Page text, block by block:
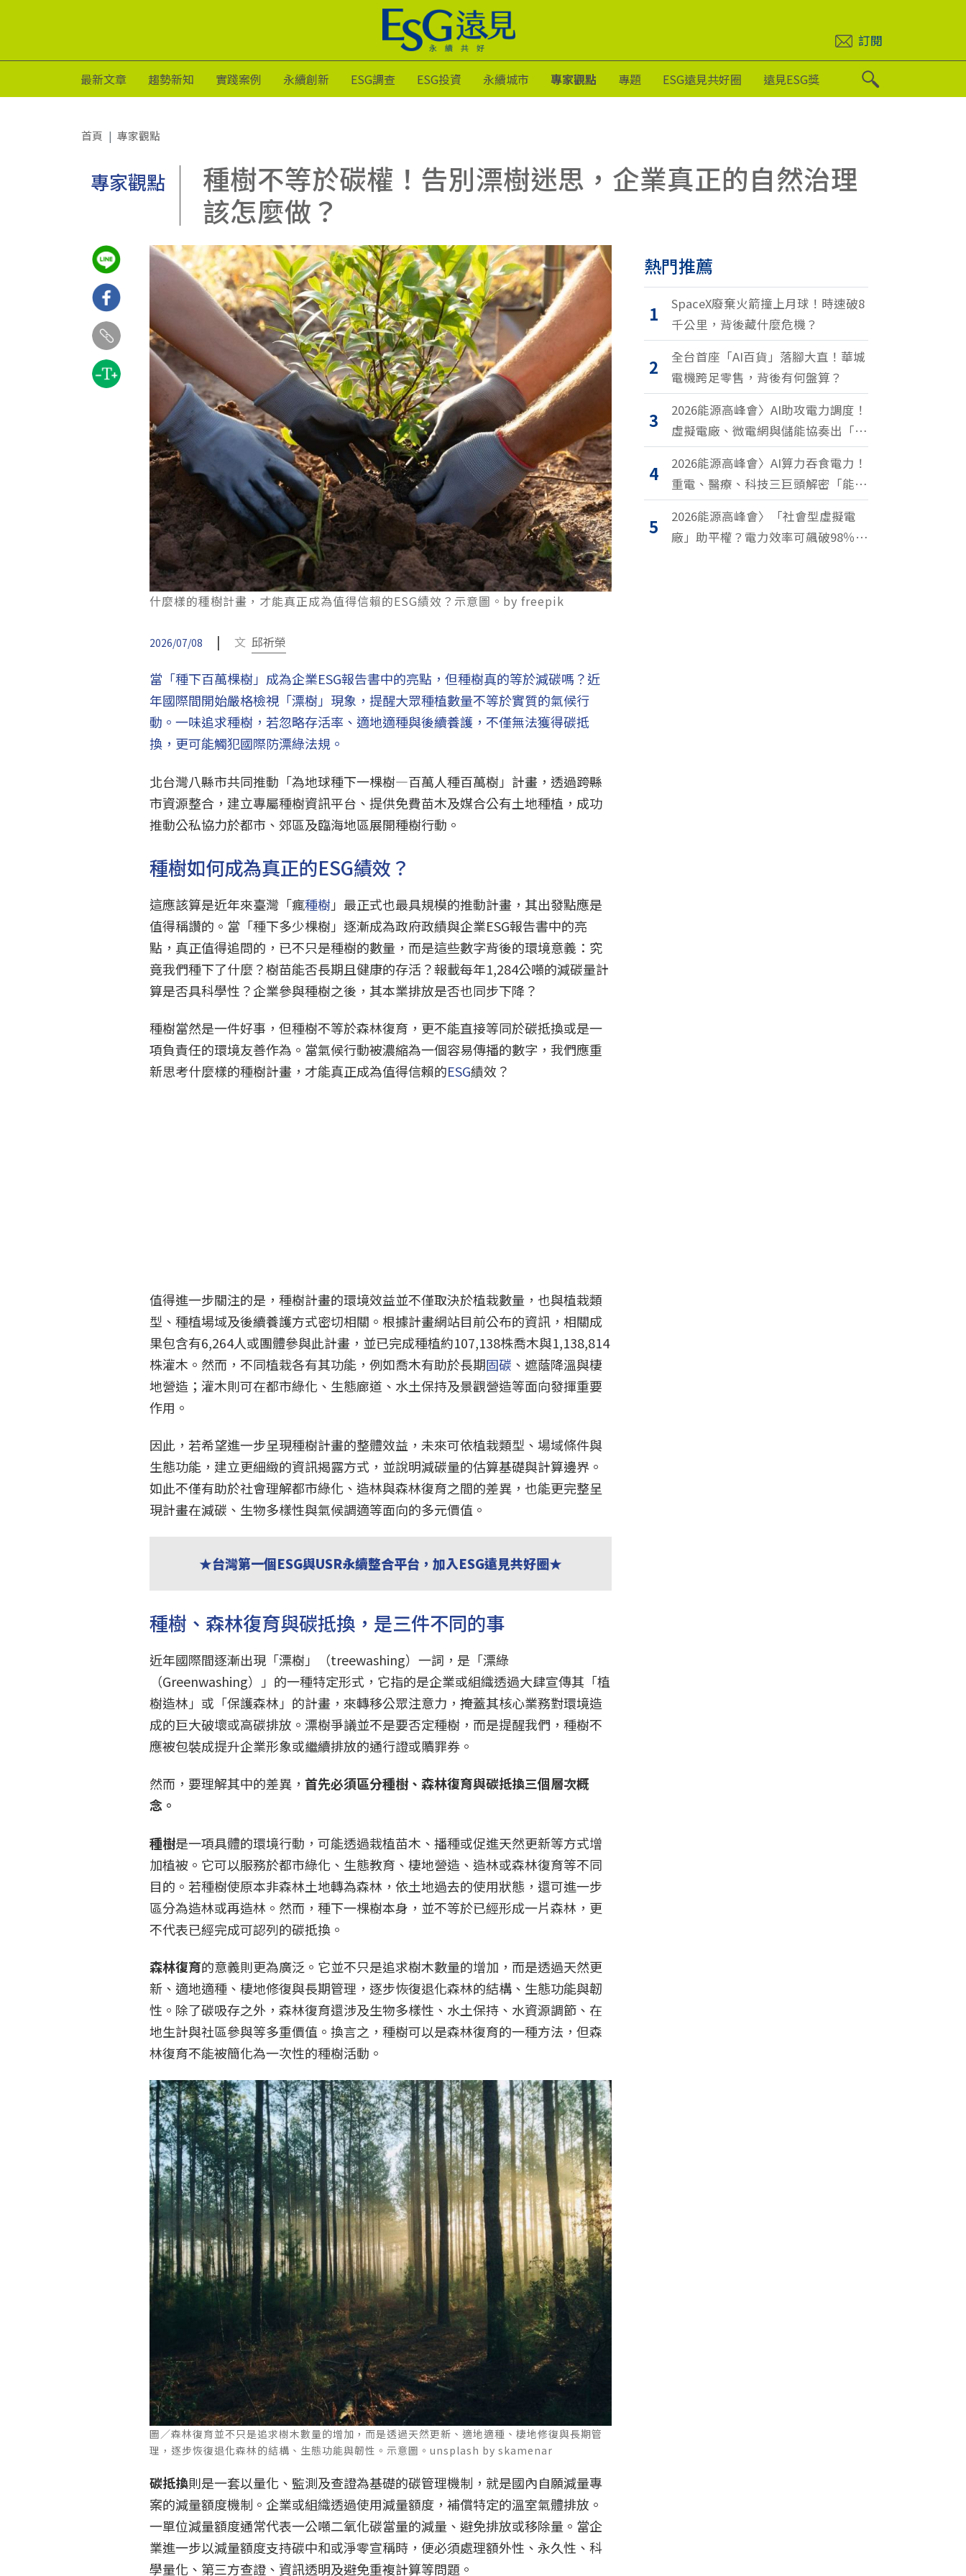
訂閱
最新文章 趨勢新知 實踐案例 永續創新 ESG調查 ESG投資 永續城市 專家觀點 專題 ESG遠見共好圈 遠見ESG獎
首頁 專家觀點
專家觀點
種樹不等於碳權！告別漂樹迷思，企業真正的自然治理
該怎麼做？
什麼樣的種樹計畫，才能真正成為值得信賴的ESG績效？示意圖。by freepik
2026/07/08 | 文 邱祈榮
當「種下百萬棵樹」成為企業ESG報告書中的亮點，但種樹真的等於減碳嗎？近
年國際間開始嚴格檢視「漂樹」現象，提醒大眾種植數量不等於實質的氣候行
動。一味追求種樹，若忽略存活率、適地適種與後續養護，不僅無法獲得碳抵
換，更可能觸犯國際防漂綠法規。
北台灣八縣市共同推動「為地球種下一棵樹—百萬人種百萬樹」計畫，透過跨縣
市資源整合，建立專屬種樹資訊平台、提供免費苗木及媒合公有土地種植，成功
推動公私協力於都市、郊區及臨海地區展開種樹行動。
種樹如何成為真正的ESG績效？
這應該算是近年來臺灣「瘋種樹」最正式也最具規模的推動計畫，其出發點應是
值得稱讚的。當「種下多少棵樹」逐漸成為政府政績與企業ESG報告書中的亮
點，真正值得追問的，已不只是種樹的數量，而是這些數字背後的環境意義：究
竟我們種下了什麼？樹苗能否長期且健康的存活？報載每年1,284公噸的減碳量計
算是否具科學性？企業參與種樹之後，其本業排放是否也同步下降？
種樹當然是一件好事，但種樹不等於森林復育，更不能直接等同於碳抵換或是一
項負責任的環境友善作為。當氣候行動被濃縮為一個容易傳播的數字，我們應重
新思考什麼樣的種樹計畫，才能真正成為值得信賴的ESG績效？
值得進一步關注的是，種樹計畫的環境效益並不僅取決於植栽數量，也與植栽類
型、種植場域及後續養護方式密切相關。根據計畫網站目前公布的資訊，相關成
果包含有6,264人或團體參與此計畫，並已完成種植約107,138株喬木與1,138,814
株灌木。然而，不同植栽各有其功能，例如喬木有助於長期固碳 、遮蔭降溫與棲
地營造；灌木則可在都市綠化、生態廊道、水土保持及景觀營造等面向發揮重要
作用。
因此，若希望進一步呈現種樹計畫的整體效益，未來可依植栽類型、場域條件與
生態功能，建立更細緻的資訊揭露方式，並說明減碳量的估算基礎與計算邊界。
如此不僅有助於社會理解都市綠化、造林與森林復育之間的差異，也能更完整呈
現計畫在減碳、生物多樣性與氣候調適等面向的多元價值。
★台灣第一個ESG與USR永續整合平台，加入ESG遠見共好圈★
種樹、森林復育與碳抵換，是三件不同的事
近年國際間逐漸出現「漂樹」（treewashing）一詞，是「漂綠
（Greenwashing）」的一種特定形式，它指的是企業或組織透過大肆宣傳其「植
樹造林」或「保護森林」的計畫，來轉移公眾注意力，掩蓋其核心業務對環境造
成的巨大破壞或高碳排放。漂樹爭議並不是要否定種樹，而是提醒我們，種樹不
應被包裝成提升企業形象或繼續排放的通行證或贖罪券。
然而，要理解其中的差異，首先必須區分種樹、森林復育與碳抵換三個層次概
念。
種樹是一項具體的環境行動，可能透過栽植苗木、播種或促進天然更新等方式增
加植被。它可以服務於都市綠化、生態教育、棲地營造、造林或森林復育等不同
目的。若種樹使原本非森林土地轉為森林，依土地過去的使用狀態，還可進一步
區分為造林或再造林。然而，種下一棵樹本身，並不等於已經形成一片森林，更
不代表已經完成可認列的碳抵換。
森林復育的意義則更為廣泛。它並不只是追求樹木數量的增加，而是透過天然更
新、適地適種、棲地修復與長期管理，逐步恢復退化森林的結構、生態功能與韌
性。除了碳吸存之外，森林復育還涉及生物多樣性、水土保持、水資源調節、在
地生計與社區參與等多重價值。換言之，種樹可以是森林復育的一種方法，但森
林復育不能被簡化為一次性的種樹活動。
圖／森林復育並不只是追求樹木數量的增加，而是透過天然更新、適地適種、棲地修復與長期管
理，逐步恢復退化森林的結構、生態功能與韌性。示意圖。unsplash by skamenar
碳抵換則是一套以量化、監測及查證為基礎的碳管理機制，就是國內自願減量專
案的減量額度機制。企業或組織透過使用減量額度，補償特定的溫室氣體排放。
一單位減量額度通常代表一公噸二氧化碳當量的減量、避免排放或移除量。當企
業進一步以減量額度支持碳中和或淨零宣稱時，便必須處理額外性、永久性、科
學量化、第三方查證、資訊透明及避免重複計算等問題。
熱門推薦
1
SpaceX廢棄火箭撞上月球！時速破8
千公里，背後藏什麼危機？
2
全台首座「AI百貨」落腳大直！華城
電機跨足零售，背後有何盤算？
3
2026能源高峰會〉AI助攻電力調度！
虛擬電廠、微電網與儲能協奏出「能
源交響樂」
4
2026能源高峰會〉AI算力吞食電力！
重電、醫療、科技三巨頭解密「能源
轉型2.0」致勝關鍵
5
2026能源高峰會〉「社會型虛擬電
廠」助平權？電力效率可飆破98％？